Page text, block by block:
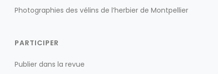
Photographies des vélins de l’herbier de Montpellier
PARTICIPER
Publier dans la revue